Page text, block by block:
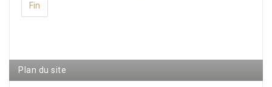
Fin
Plan du site